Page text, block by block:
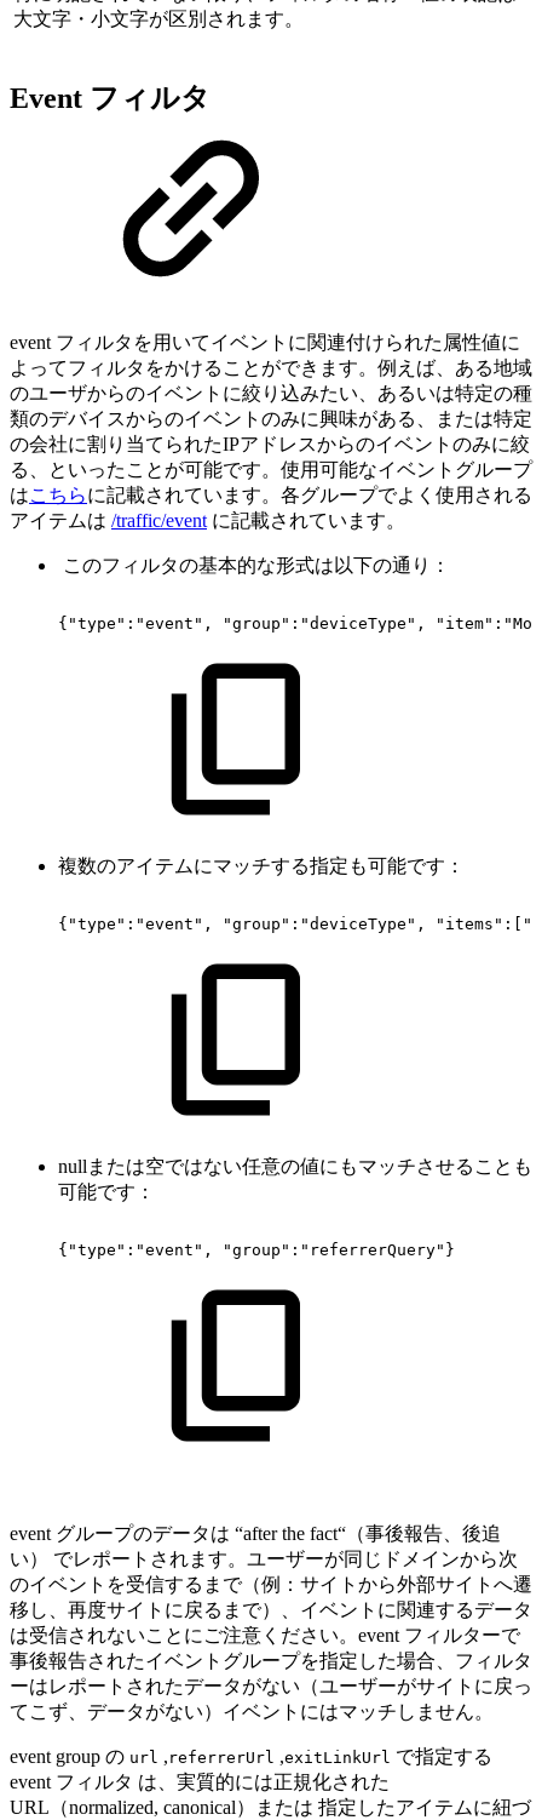
大文字・小文字が区別されます。
Event フィルタ
event フィルタを用いてイベントに関連付けられた属性値に
よってフィルタをかけることができます。例えば、ある地域
のユーザからのイベントに絞り込みたい、あるいは特定の種
類のデバイスからのイベントのみに興味がある、または特定
の会社に割り当てられたIPアドレスからのイベントのみに絞
る、といったことが可能です。使用可能なイベントグループ
はこちらに記載されています。各グループでよく使用される
アイテムは /traffic/event に記載されています。
このフィルタの基本的な形式は以下の通り：
{"type":"event", "group":"deviceType",
複数のアイテムにマッチする指定も可能です：
{"type":"event", "group":"deviceType",
nullまたは空ではない任意の値にもマッチさせることも
可能です：
{"type":"event", "group":"referrerQuery"}
event グループのデータは “after the fact“（事後報告、後追
い） でレポートされます。ユーザーが同じドメインから次
のイベントを受信するまで（例：サイトから外部サイトへ遷
移し、再度サイトに戻るまで）、イベントに関連するデータ
は受信されないことにご注意ください。event フィルターで
事後報告されたイベントグループを指定した場合、フィルタ
ーはレポートされたデータがない（ユーザーがサイトに戻っ
てこず、データがない）イベントにはマッチしません。
event group の url , referrerUrl ,exitLinkUrl で指定する
event フィルタ は、実質的には正規化された
URL（normalized, canonical）または 指定したアイテムに紐づ